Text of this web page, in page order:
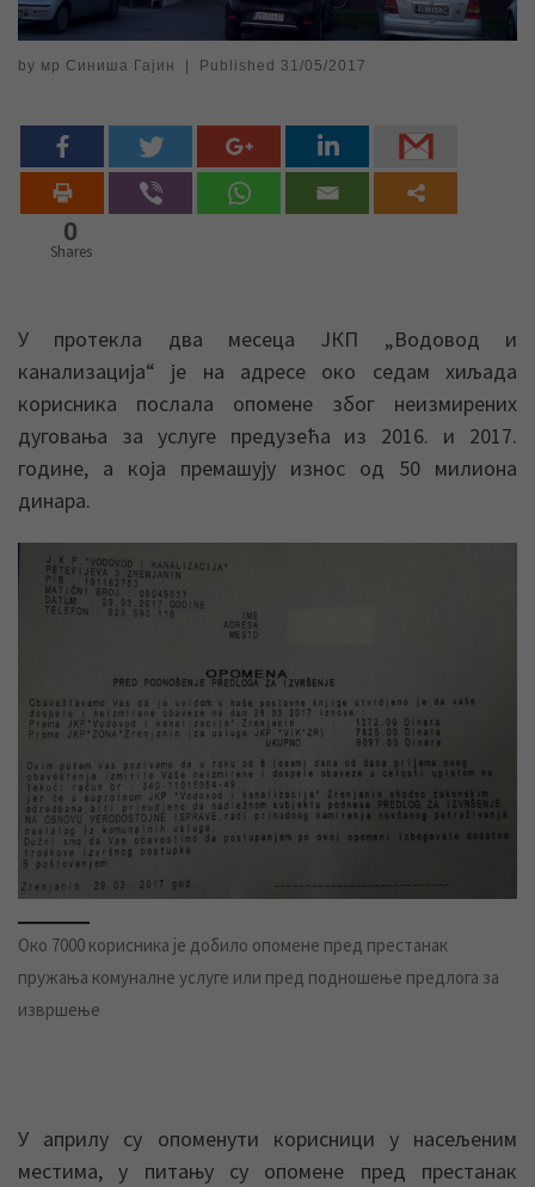
by мр Синиша Гајин Published 31/05/2017
0
Shares
У протекла два месеца ЈКП „Водовод и
канализација“ је на адресе око седам хиљада
корисника послала опомене због неизмирених
дуговања за услуге предузећа из 2016. и 2017.
године, а која премашују износ од 50 милиона
динара.
Око 7000 корисника је добило опомене пред престанак
пружања комуналне услуге или пред подношење предлога за
извршење
У априлу су опоменути корисници у насељеним
местима, у питању су опомене пред престанак